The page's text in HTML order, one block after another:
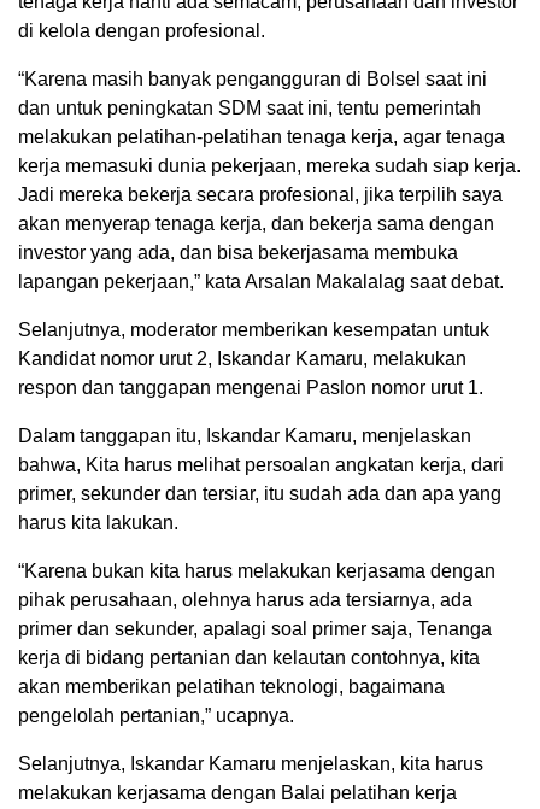
di kelola dengan profesional.
“Karena masih banyak pengangguran di Bolsel saat ini
dan untuk peningkatan SDM saat ini, tentu pemerintah
melakukan pelatihan-pelatihan tenaga kerja, agar tenaga
kerja memasuki dunia pekerjaan, mereka sudah siap kerja.
Jadi mereka bekerja secara profesional, jika terpilih saya
akan menyerap tenaga kerja, dan bekerja sama dengan
investor yang ada, dan bisa bekerjasama membuka
lapangan pekerjaan,” kata Arsalan Makalalag saat debat.
Selanjutnya, moderator memberikan kesempatan untuk
Kandidat nomor urut 2, Iskandar Kamaru, melakukan
respon dan tanggapan mengenai Paslon nomor urut 1.
Dalam tanggapan itu, Iskandar Kamaru, menjelaskan
bahwa, Kita harus melihat persoalan angkatan kerja, dari
primer, sekunder dan tersiar, itu sudah ada dan apa yang
harus kita lakukan.
“Karena bukan kita harus melakukan kerjasama dengan
pihak perusahaan, olehnya harus ada tersiarnya, ada
primer dan sekunder, apalagi soal primer saja, Tenanga
kerja di bidang pertanian dan kelautan contohnya, kita
akan memberikan pelatihan teknologi, bagaimana
pengelolah pertanian,” ucapnya.
Selanjutnya, Iskandar Kamaru menjelaskan, kita harus
melakukan kerjasama dengan Balai pelatihan kerja